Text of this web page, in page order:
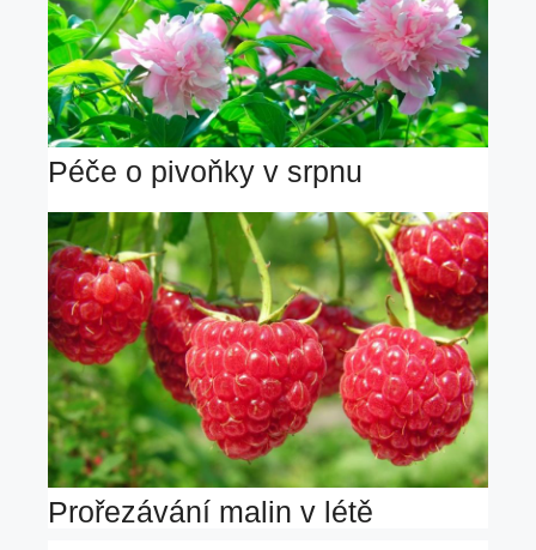
Péče o pivoňky v srpnu
Prořezávání malin v létě